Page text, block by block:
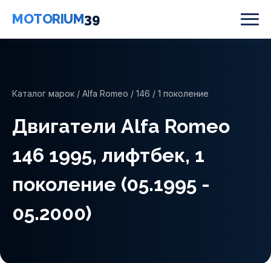
MOTORIUM39
Каталог марок / Alfa Romeo / 146 / 1 поколение
Двигатели Alfa Romeo
146 1995, лифтбек, 1
поколение (05.1995 -
05.2000)